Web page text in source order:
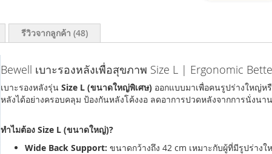
Bewell เบาะรองหลังเพื่อสุขภาพ Size L | Ergonomic
เบาะรองหลังรุ่น Size L (ขนาดใหญ่พิเศษ) ออกแบบมาเพื่อคนรูปร่างใหญ่ห
หลังได้อย่างครอบคลุม ป้องกันหลังโค้งงอ ลดอาการปวดหลังจากการนั่งนา
ทำไมต้อง Size L (ขนาดใหญ่)?
Wide Back Support: ขนาดกว้างถึง 42 cm เหมาะกับผู้ที่มีรูปร่าง
รีวิวจากลูกค้า 48